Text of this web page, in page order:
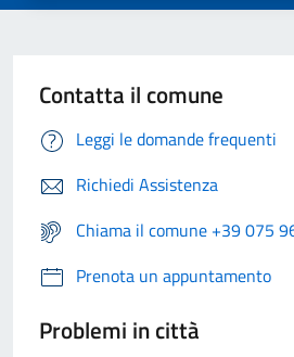
Contatta il comune
Leggi le domande frequenti
Richiedi Assistenza
Chiama il comune +39 075
Prenota un appuntamento
Problemi in città